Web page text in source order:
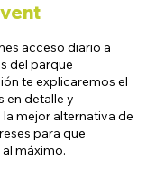
acceso diario a
del parque
te explicaremos el
en detalle y
mejor alternativa de
para que
máximo.